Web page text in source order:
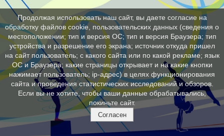
Продолжая использовать наш сайт, вы даете согласие на
обработку файлов cookie, пользовательских данных (сведения о
местоположении; тип и версия ОС; тип и версия Браузера; тип
устройства и разрешение его экрана; источник откуда пришел
на сайт пользователь; с какого сайта или по какой рекламе; язык
ОС и Браузера; какие страницы открывает и на какие кнопки
нажимает пользователь; ip-адрес) в целях функционирования
сайта и проведения статистических исследований и обзоров.
Если вы не хотите, чтобы ваши данные обрабатывались,
покиньте сайт.
Согласен